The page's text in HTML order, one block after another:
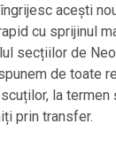
acești
cu sprijinul
secțiilor de
de toate
la
prin transfer.